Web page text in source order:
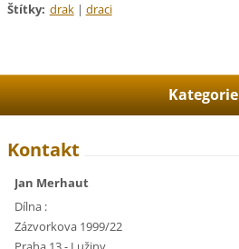
Štítky: drak | draci
Kategorie
Kontakt
Jan Merhaut
Dílna :
Zázvorkova 1999/22